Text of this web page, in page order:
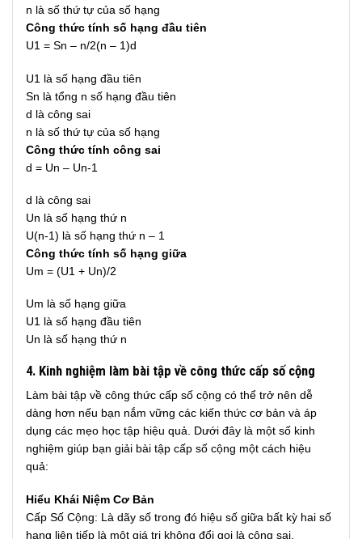
n là số thứ tự của số hạng
Công thức tính số hạng đầu tiên
U1 = Sn – n/2(n – 1)d
U1 là số hạng đầu tiên
Sn là tổng n số hạng đầu tiên
d là công sai
n là số thứ tự của số hạng
Công thức tính công sai
d = Un – Un-1
d là công sai
Un là số hạng thứ n
U(n-1) là số hạng thứ n – 1
Công thức tính số hạng giữa
Um = (U1 + Un)/2
Um là số hạng giữa
U1 là số hạng đầu tiên
Un là số hạng thứ n
4. Kinh nghiệm làm bài tập về công thức cấp số cộng
Làm bài tập về công thức cấp số cộng có thể trở nên dễ
dàng hơn nếu bạn nắm vững các kiến thức cơ bản và áp
dụng các mẹo học tập hiệu quả. Dưới đây là một số kinh
nghiệm giúp bạn giải bài tập cấp số cộng một cách hiệu
quả:
Hiểu Khái Niệm Cơ Bản
Cấp Số Cộng: Là dãy số trong đó hiệu số giữa bất kỳ hai số
hạng liên tiếp là một giá trị không đổi gọi là công sai.